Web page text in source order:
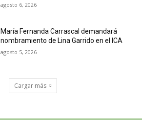
agosto 6, 2026
María Fernanda Carrascal demandará
nombramiento de Lina Garrido en el ICA
agosto 5, 2026
Cargar más